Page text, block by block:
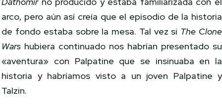
arco, pero aún así creía que el episodio de la historia
de fondo estaba sobre la mesa. Tal vez si The Clone
Wars hubiera continuado nos habrían presentado su
«aventura» con Palpatine que se insinuaba en la
historia y habríamos visto a un joven Palpatine y
Talzin.